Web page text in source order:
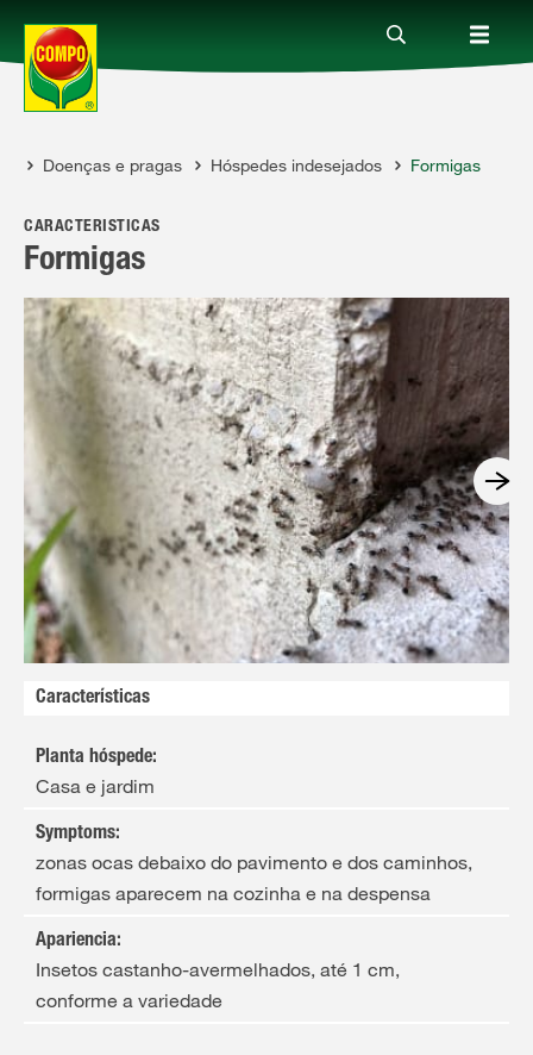
Produtos
Guia
Serviço
Quem somos
Doenças e pragas Hóspedes indesejados Formigas
CARACTERÍSTICAS
Formigas
Características
Planta hóspede:
Casa e jardim
Symptoms:
zonas ocas debaixo do pavimento e dos caminhos,
formigas aparecem na cozinha e na despensa
Apariencia:
Insetos castanho-avermelhados, até 1 cm,
conforme a variedade